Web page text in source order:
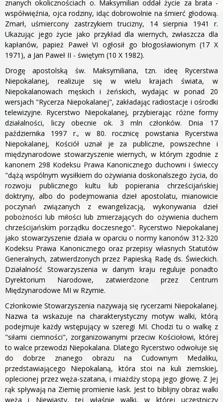
znanych okolicznościach o. Maksymilian oddał życie za brata -
współwięźnia, ojca rodziny, idąc dobrowolnie na śmierć głodową.
Zmarł, uśmiercony zastrzykiem trucizny, 14 sierpnia 1941 r.
Ukazując jego życie jako przykład dla wiernych, zwłaszcza dla
kapłanów, papież Paweł VI ogłosił go błogosławionym (17 X
1971), a Jan Paweł II - świętym (10 X 1982).
Drogę apostolską św. Maksymiliana, tzn. ideę Rycerstwa
Niepokalanej, realizuje się w wielu krajach świata, w
Niepokalanowach męskich i żeńskich, wydając w ponad 20
wersjach "Rycerza Niepokalanej", zakładając radiostacje i ośrodki
telewizyjne. Rycerstwo Niepokalanej, przybierając różne formy
działalności, liczy obecnie ok. 3 mln członków. Dnia 17
października 1997 r., w 80. rocznicę powstania Rycerstwa
Niepokalanej, Kościół uznał je za publiczne, powszechne i
międzynarodowe stowarzyszenie wiernych, w którym zgodnie z
kanonem 298 Kodeksu Prawa Kanonicznego duchowni i świeccy
"dążą wspólnym wysiłkiem do ożywiania doskonalszego życia, do
rozwoju publicznego kultu lub popierania chrześcijańskiej
doktryny, albo do podejmowania dzieł apostolatu, mianowicie
poczynań związanych z ewangelizacją, wykonywania dzieł
pobożności lub miłości lub zmierzających do ożywienia duchem
chrześcijańskim porządku doczesnego". Rycerstwo Niepokalanej
jako stowarzyszenie działa w oparciu o normy kanonów 312-320
Kodeksu Prawa Kanonicznego oraz przepisy własnych Statutów
Generalnych, zatwierdzonych przez Papieską Radę ds. Świeckich.
Działalność Stowarzyszenia w danym kraju reguluje ponadto
Dyrektorium Narodowe, zatwierdzone przez Centrum
Międzynarodowe MI w Rzymie.
Członkowie Stowarzyszenia nazywają się rycerzami Niepokalanej.
Nazwa ta wskazuje na charakterystyczny motyw walki, którą
podejmuje każdy wstępujący w szeregi MI. Chodzi tu o walkę z
"siłami ciemności", zorganizowanymi przeciw Kościołowi, której
to walce przewodzi Niepokalana. Dlatego Rycerstwo odwołuje się
do dobrze znanego obrazu na Cudownym Medaliku,
przedstawiającego Niepokalaną, która stoi na kuli ziemskiej,
oplecionej przez węża-szatana, i miażdży stopą jego głowę. Z Jej
rąk spływają na Ziemię promienie łask. Jest to biblijny obraz walki
węża i Niewiasty, tej właśnie walki, w której uczestniczy